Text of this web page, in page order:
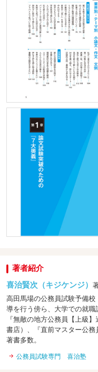
著者紹介
喜治賢次（キジケンジ）
高田馬場の公務員試験予備
導を行う傍ら、大学での就職
『無敵の地方公務員【上級
書店）、『直前マスター公
著書多数。
公務員試験専門 喜治塾